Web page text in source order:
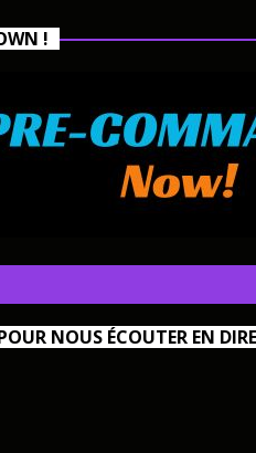
!
NOUS ÉCOUTER EN